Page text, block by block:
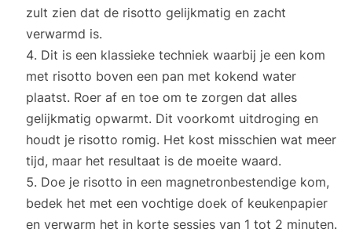
zult zien dat de risotto gelijkmatig en zacht
verwarmd is.
Dit is een klassieke techniek waarbij je een kom
met risotto boven een pan met kokend water
plaatst. Roer af en toe om te zorgen dat alles
gelijkmatig opwarmt. Dit voorkomt uitdroging en
houdt je risotto romig. Het kost misschien wat meer
tijd, maar het resultaat is de moeite waard.
Doe je risotto in een magnetronbestendige kom,
bedek het met een vochtige doek of keukenpapier
en verwarm het in korte sessies van 1 tot 2 minuten.